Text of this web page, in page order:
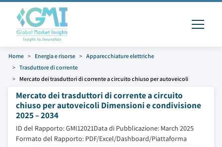
Home Energia e risorse
Apparecchiature elettriche
Trasduttore di corrente
Mercato dei trasduttori di corrente a circuito chiuso per autoveicoli
Mercato dei trasduttori di corrente a circuito
chiuso per autoveicoli Dimensioni e condivisione
2025 – 2034
ID del Rapporto: GMI12021Data di Pubblicazione: March 2025
Formato del Rapporto: PDF/Excel/Dashboard/Piattaforma